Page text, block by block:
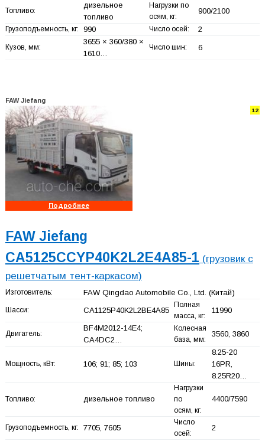
Топливо:
дизельное
топливо
Нагрузки по
осям, кг:
900/2100
Грузоподъемность, кг: 990 Число осей: 2
Кузов, мм:
3655 × 360/380 ×
1610…
Число шин: 6
FAW Jiefang
12
Подробнее
FAW Jiefang
CA5125CCYP40K2L2E4A85-1 (грузовик с
решетчатым тент-каркасом)
Изготовитель: FAW Qingdao Automobile Co., Ltd. (Китай)
Шасси: CA1125P40K2L2BE4A85
Полная
масса, кг:
11990
Двигатель:
BF4M2012-14E4;
CA4DC2…
Колесная
база, мм:
3560, 3860
Мощность, кВт: 106; 91; 85; 103 Шины:
8.25-20
16PR,
8.25R20…
Топливо: дизельное топливо
Нагрузки
по
осям, кг:
4400/7590
Грузоподъемность, кг: 7705, 7605
Число
осей:
2